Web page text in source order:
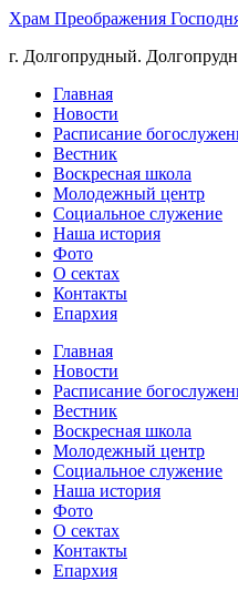
Храм Преображения
г. Долгопрудный.
Главная
Новости
Расписание
Вестник
Воскресная школа
Молодежный центр
Социальное служение
Наша история
Фото
О сектах
Контакты
Епархия
Главная
Новости
Расписание
Вестник
Воскресная школа
Молодежный центр
Социальное служение
Наша история
Фото
О сектах
Контакты
Епархия